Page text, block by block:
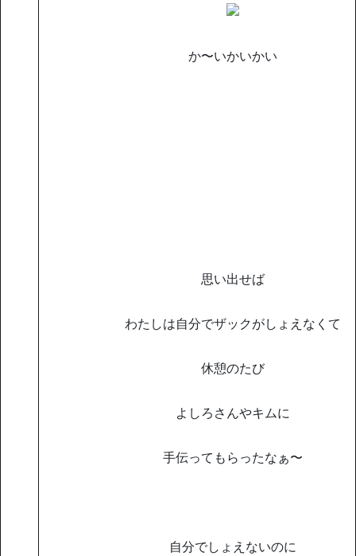
か〜いかいかい
思い出せば
わたしは自分でザックがしょえなくて
休憩のたび
よしろさんやキムに
手伝ってもらったなぁ〜
自分でしょえないのに